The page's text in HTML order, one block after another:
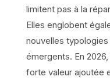
limitent pas à la
Elles englobent
nouvelles
émergents. En
forte valeur ajoutée